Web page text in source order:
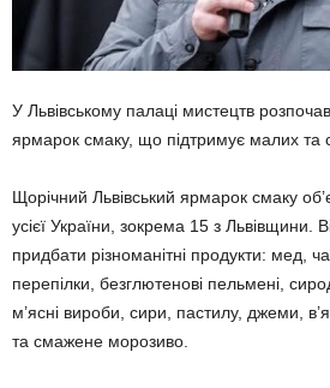
У Львівському палаці мистецтв
ярмарок смаку, що підтримує малих та
Щорічний Львівський ярмарок смаку
усієї України, зокрема 15 з Львівщини.
придбати різноманітні продукти: мед,
перепілки, безглютенові пельмені,
м’ясні вироби, сири, пастилу, джеми,
та смажене морозиво.